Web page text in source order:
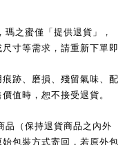
之蜜僅「提供退貨」，
寸等需求，請重新下單即
跡、磨損、殘留氣味、配
值時，恕不接受退貨。
品（保持退貨商品之內外
包裝方式寄回，若原外包